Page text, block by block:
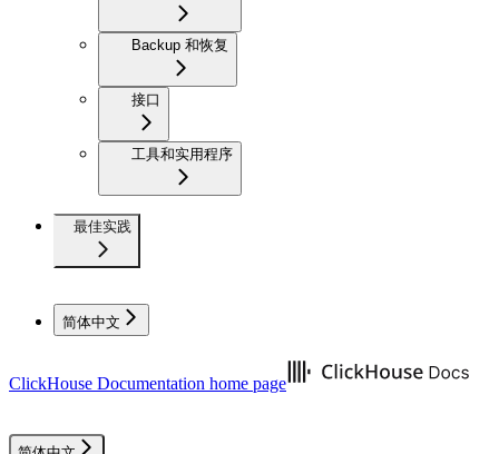
Backup 和恢复
接口
工具和实用程序
最佳实践
简体中文
ClickHouse Documentation home page